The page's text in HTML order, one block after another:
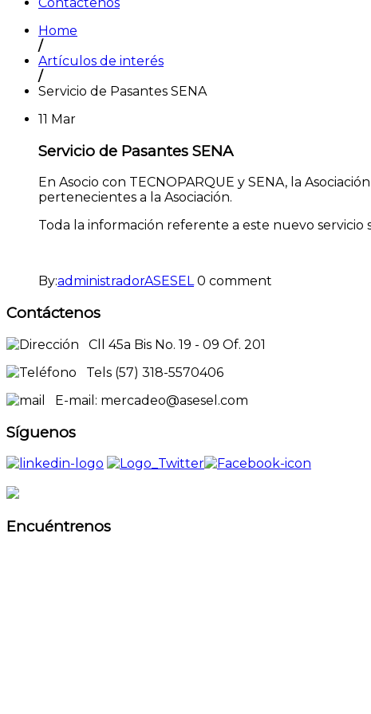
Home
/
Artículos de interés
/
Servicio de Pasantes SENA
11 Mar
Servicio de Pasantes SENA
En Asocio con TECNOPARQUE y SENA, la
pertenecientes a la Asociación.
Toda la información referente a este nuevo
By:administradorASESEL 0 comment
Contáctenos
Cll 45a Bis No. 19 - 09 Of. 201
Tels (57) 318-5570406
E-mail: mercadeo@asesel.com
Síguenos
Encuéntrenos